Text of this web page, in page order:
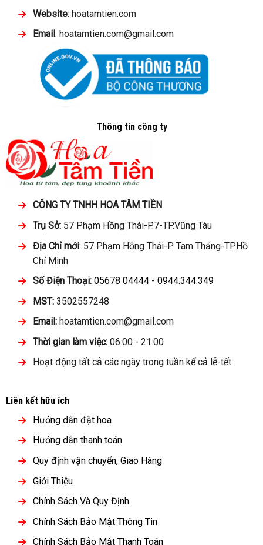
Website: hoatamtien.com
Email : hoatamtien.com@gmail.com
Thông tin công ty
CÔNG TY TNHH HOA TÂM TIỀN
Trụ Sở: 57 Phạm Hồng Thái-P.7-TP.Vũng Tàu
Địa Chỉ mới: 57 Phạm Hồng Thái-P. Tam Thắng-TP.Hồ
Chí Minh
Số Điện Thoại: 05678 04444- 0944.344.349
MST:3502557248
Email: hoatamtien.com@gmail.com
Thời gian làm việc:06:00 - 21:00
Hoạt động tất cả các ngày trong tuần kể cả lễ-tết
Liên kết hữu ích
Hướng dẫn đặt hoa
Hướng dẫn thanh toán
Quy định vận chuyển, Giao Hàng
Giới Thiệu
Chính Sách Và Quy Định
Chính Sách Bảo Mật Thông Tin
Chính Sách Bảo Mật Thanh Toán